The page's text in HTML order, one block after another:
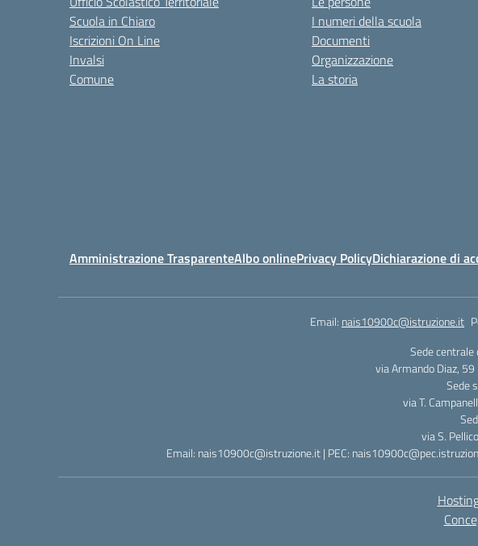
Scuola in Chiaro
Iscrizioni On Line
Invalsi
Comune
I numeri della scuola
Documenti
Organizzazione
La storia
Amministrazione TrasparenteAlbo onlinePrivacy PolicyDichiarazione di
Email: nais10900c@istruzione.it
Sede centrale
via Armando Diaz,
Sede
via T.
via S.
Email: nais10900c@istruzione.it | PEC: